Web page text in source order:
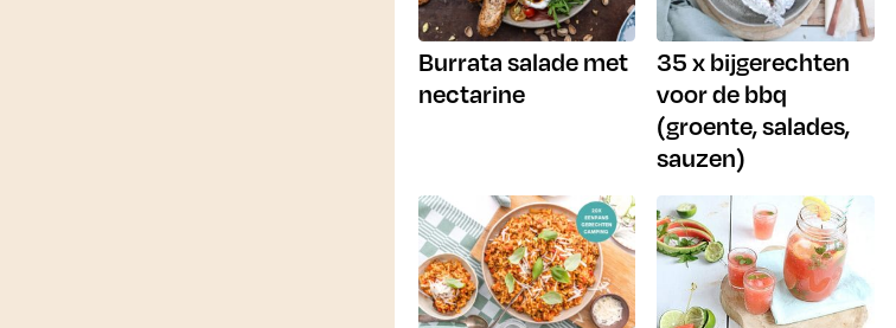
Burrata salade met
nectarine
35 x bijgerechten
voor de bbq
(groente, salades,
sauzen)